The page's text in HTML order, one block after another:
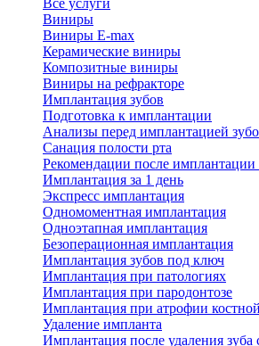
Все услуги
Виниры
Виниры E-max
Керамические виниры
Композитные виниры
Виниры на рефракторе
Имплантация зубов
Подготовка к имплантации
Анализы перед имплантацией
Санация полости рта
Рекомендации после имплантации
Имплантация за 1 день
Экспресс имплантация
Одномоментная имплантация
Одноэтапная имплантация
Безоперационная имплантация
Имплантация зубов под ключ
Имплантация при патологиях
Имплантация при пародонтозе
Имплантация при атрофии
Удаление импланта
Имплантация после удаления зуба